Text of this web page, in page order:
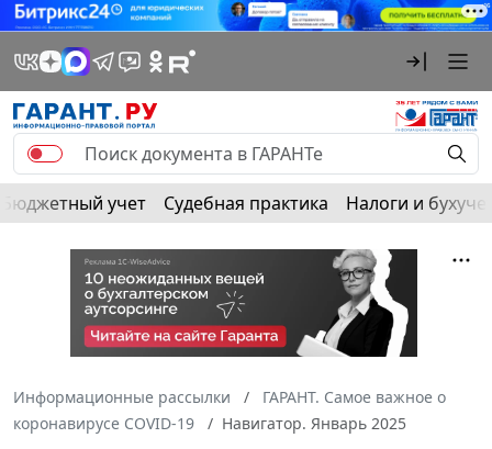
Бюджетный учет Судебная практика Налоги и
Информационные рассылки
ГАРАНТ. Самое важное о
коронавирусе COVID-19
Навигатор. Январь 2025